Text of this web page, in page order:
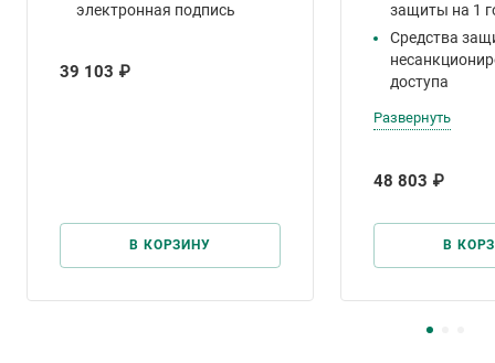
электронная подпись
39 103 ₽
В КОРЗИНУ
защиты на 1
Средства
доступа
Развернуть
48 803 ₽
В